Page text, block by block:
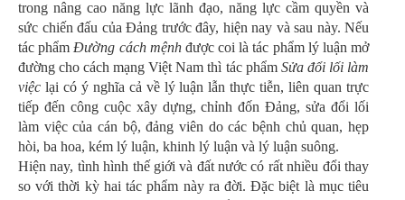
trong nâng cao năng lực lãnh đạo, năng lực cầm quyền và
sức chiến đấu của Đảng trước đây, hiện nay và sau này. Nếu
tác phẩmĐường cách mệnh được coi là tác phẩm lý luận mở
đường cho cách mạng Việt Nam thì tác phẩm Sửa đổi lối làm
việc lại có ý nghĩa cả về lý luận lẫn thực tiễn, liên quan trực
tiếp đến công cuộc xây dựng, chỉnh đốn Đảng, sửa đổi lối
làm việc của cán bộ, đảng viên do các bệnh chủ quan, hẹp
hòi, ba hoa, kém lý luận, khinh lý luận và lý luận suông.
Hiện nay, tình hình thế giới và đất nước có rất nhiều đổi thay
so với thời kỳ hai tác phẩm này ra đời. Đặc biệt là mục tiêu